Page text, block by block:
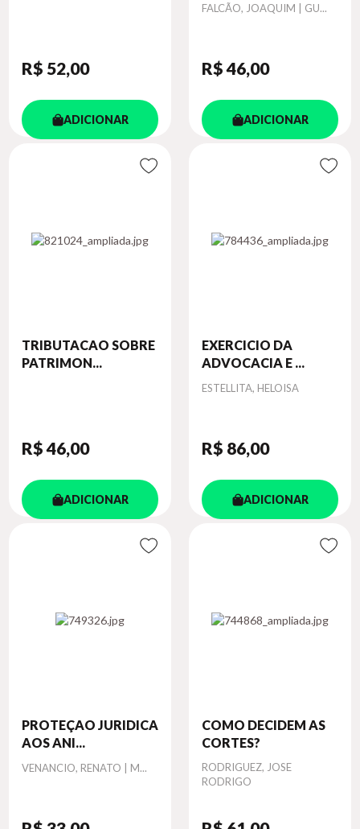
R$ 52,00
ADICIONAR
Autor
FALCÃO, JOAQUIM | GU...
R$ 46,00
ADICIONAR
TRIBUTACAO SOBRE
PATRIMON...
R$ 46,00
ADICIONAR
EXERCICIO DA
ADVOCACIA E ...
Autor
ESTELLITA, HELOISA
R$ 86,00
ADICIONAR
PROTEÇAO JURIDICA
AOS ANI...
Autor
VENANCIO, RENATO | M...
COMO DECIDEM AS
CORTES?
Autor
RODRIGUEZ, JOSE
RODRIGO